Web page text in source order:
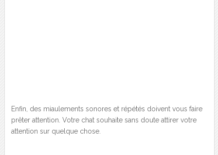
Enfin, des miaulements sonores et répétés doivent vous faire
prêter attention. Votre chat souhaite sans doute attirer votre
attention sur quelque chose.